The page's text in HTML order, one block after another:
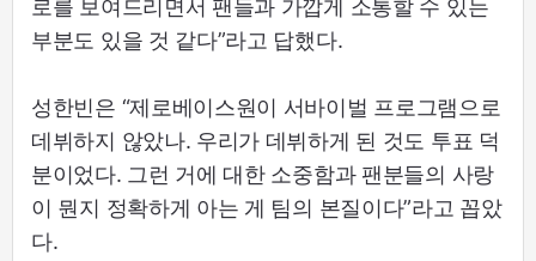
로를 보여드리면서 팬들과 가깝게 소통할 수 있는
부분도 있을 것 같다”라고 답했다.
성한빈은 “제로베이스원이 서바이벌 프로그램으로
데뷔하지 않았나. 우리가 데뷔하게 된 것도 투표 덕
분이었다. 그런 거에 대한 소중함과 팬분들의 사랑
이 뭔지 정확하게 아는 게 팀의 본질이다”라고 꼽았
다.